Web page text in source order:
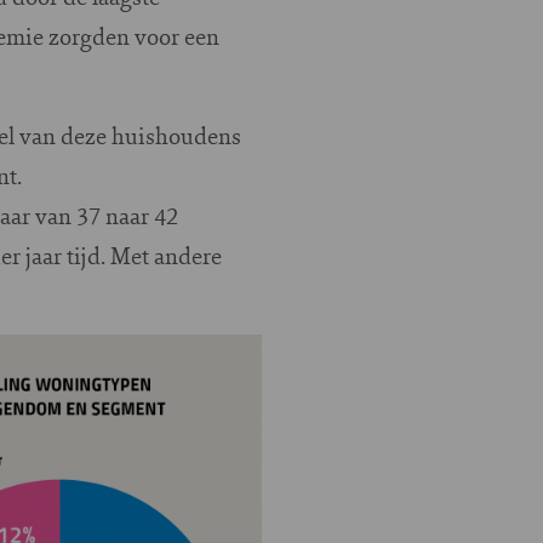
zorgden voor een
van deze huishoudens
van 37 naar 42
jaar tijd. Met andere